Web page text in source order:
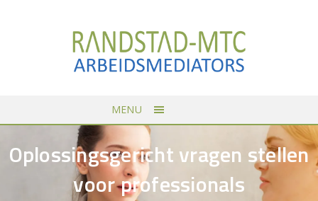
MENU
Oplossingsgericht vragen stellen
voor professionals